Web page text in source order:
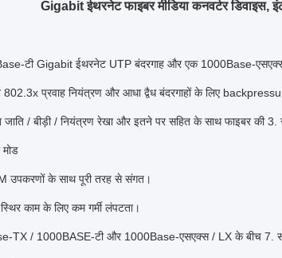
Gigabit ईथरनेट फाइबर मीडिया कनवर्टर डिवाइस,
टी Gigabit ईथरनेट UTP बंदरगाह और एक 1000Base-
802.3x प्रवाह नियंत्रण और आधा द्वैध बंदरगाहों के लिए
/ बीड़ी / नियंत्रण रेखा और इतने पर सहित के साथ फाइबर की 3.
मोड
उपकरणों के साथ पूरी तरह से संगत।
काम के लिए कम गर्मी लंपटता।
TX / 1000BASE-टी और 1000Base-एसएक्स / LX के बीच 7.